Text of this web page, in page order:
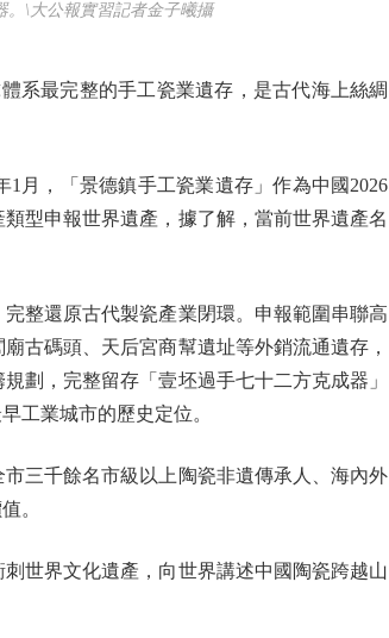
\大公報實習記者金子曦攝
系最完整的手工瓷業遺存，是古代海上絲綢
月，「景德鎮手工瓷業遺存」作為中國2026
型申報世界遺產，據了解，當前世界遺產名
整還原古代製瓷產業閉環。申報範圍串聯高
古碼頭、天后宮商幫遺址等外銷流通遺存，
劃，完整留存「壹坯過手七十二方克成器」
工業城市的歷史定位。
三千餘名市級以上陶瓷非遺傳承人、海內外
。
世界文化遺產，向世界講述中國陶瓷跨越山